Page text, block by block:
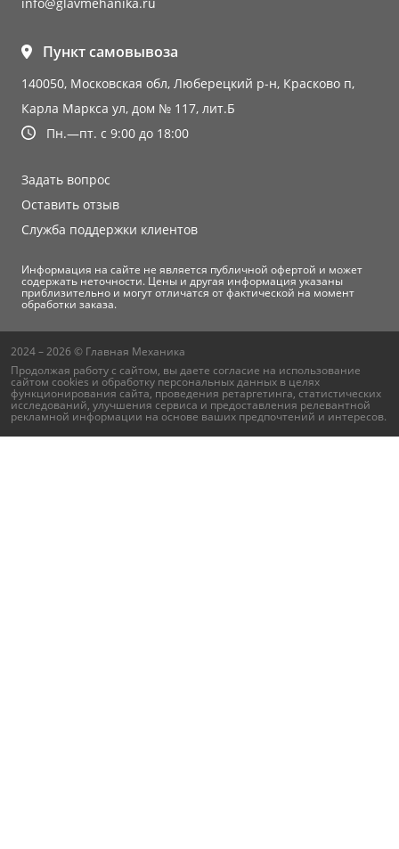
Пункт самовывоза
140050, Московская обл, Люберецкий р-н, Красково п,
Карла Маркса ул, дом № 117, лит.Б
Пн.—пт. с 9:00 до 18:00
Задать вопрос
Оставить отзыв
Служба поддержки клиентов
Информация на сайте не является публичной офертой и может
содержать неточности. Цены и другая информация указаны
приблизительно и могут отличатся от фактической на момент
обработки заказа.
2024 – 2026 © Главная Механика
Продолжая работу с сайтом, вы даете согласие на использование
сайтом cookies и обработку персональных данных в целях
функционирования сайта, проведения ретаргетинга, статистических
исследований, улучшения сервиса и предоставления релевантной
рекламной информации на основе ваших предпочтений и интересов.